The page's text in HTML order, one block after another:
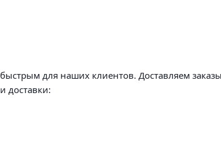
для наших клиентов. Доставляем
доставки: